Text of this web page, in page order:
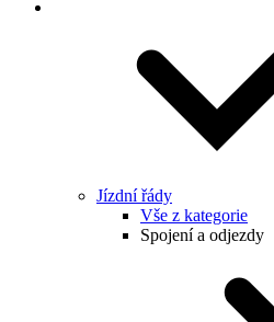
Jízdní řády
Vše z kategorie
Spojení a odjezdy